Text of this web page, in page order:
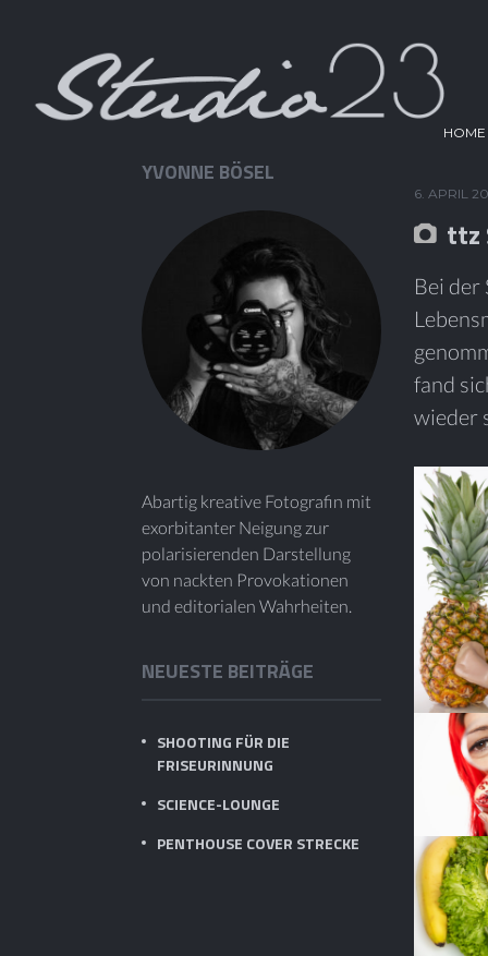
HOME
6. APRIL
ttz
Bei der
fand
wieder
YVONNE BÖSEL
Abartig kreative Fotografin mit
exorbitanter Neigung zur
polarisierenden Darstellung
von nackten Provokationen
und editorialen Wahrheiten.
NEUESTE BEITRÄGE
SHOOTING FÜR DIE
FRISEURINNUNG
SCIENCE-LOUNGE
PENTHOUSE COVER STRECKE